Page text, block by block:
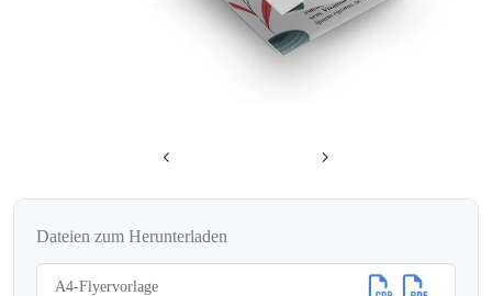
Dateien zum Herunterladen
A4-Flyervorlage